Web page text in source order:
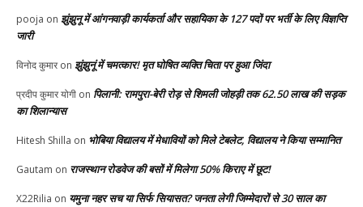
pooja on झुंझुनू में आंगनवाड़ी कार्यकर्ता और सहायिका के 127 पदों पर भर्ती के लिए विज्ञप्ति
जारी
विनोद कुमारon झुंझुनूं में चमत्कार! मृत घोषित व्यक्ति चिता पर हुआ जिंदा
प्रदीप कुमार योगी on पिलानी: रामपुरा-बेरी रोड़ से शिमली जोहड़ी तक 62.50 लाख की सड़क
का शिलान्यास
Hitesh Shilla on भोबिया विद्यालय में मेधावियों को मिले टेबलेट, विद्यालय ने किया सम्मानित
Gautam on राजस्थान रोडवेज की बसों में मिलेगा 50% किराए में छूट!
X22Rilia on यमुना नहर सच या सिर्फ सियासत? जनता लेगी जिम्मेदारों से 30 साल का